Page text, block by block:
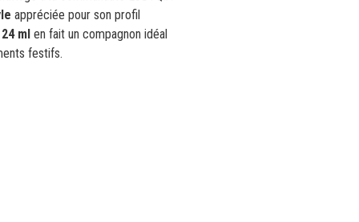
appréciée pour son profil
24 ml en fait un compagnon idéal
festifs.